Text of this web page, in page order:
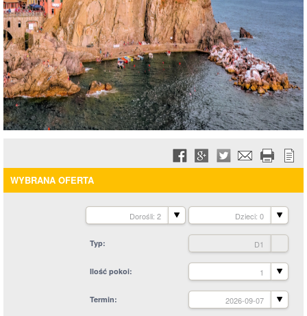
WYBRANA OFERTA
Dorośli: 2 Dzieci: 0
Typ D1
Ilość pokoi 1
Termin 2026-09-07